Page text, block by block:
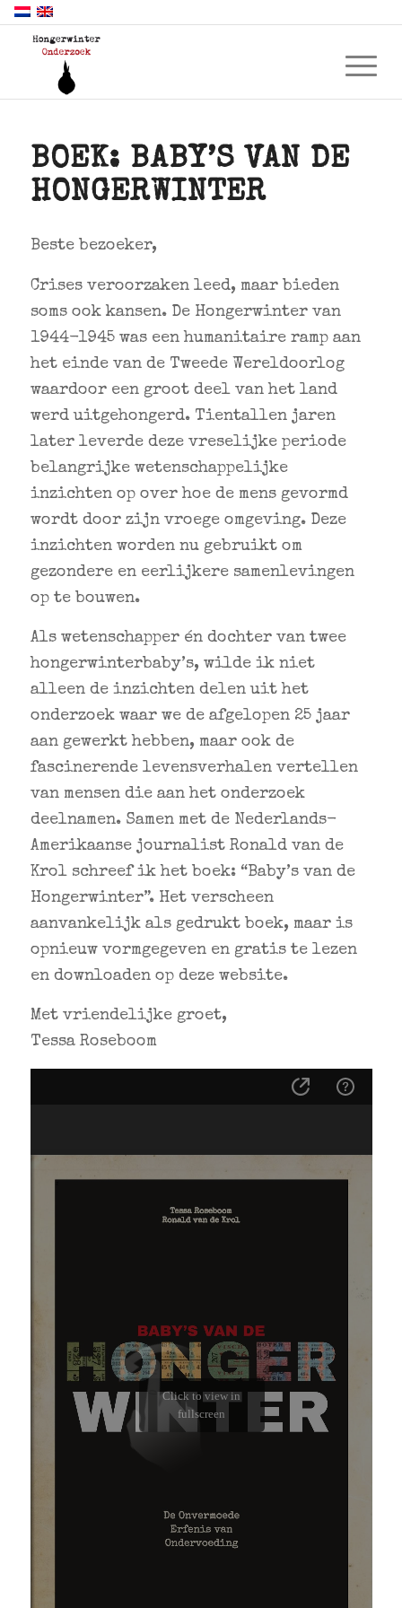
BOEK: BABY’S VAN DE
HONGERWINTER
Beste bezoeker,
Crises veroorzaken leed, maar bieden
soms ook kansen. De Hongerwinter van
1944-1945 was een humanitaire ramp aan
het einde van de Tweede Wereldoorlog
waardoor een groot deel van het land
werd uitgehongerd. Tientallen jaren
later leverde deze vreselijke periode
belangrijke wetenschappelijke
inzichten op over hoe de mens gevormd
wordt door zijn vroege omgeving. Deze
inzichten worden nu gebruikt om
gezondere en eerlijkere samenlevingen
op te bouwen.
Als wetenschapper én dochter van twee
hongerwinterbaby’s, wilde ik niet
alleen de inzichten delen uit het
onderzoek waar we de afgelopen 25 jaar
aan gewerkt hebben, maar ook de
fascinerende levensverhalen vertellen
van mensen die aan het onderzoek
deelnamen. Samen met de Nederlands-
Amerikaanse journalist Ronald van de
Krol schreef ik het boek: “Baby’s van de
Hongerwinter”. Het verscheen
aanvankelijk als gedrukt boek, maar is
opnieuw vormgegeven en gratis te lezen
en downloaden op deze website.
Met vriendelijke groet,
Tessa Roseboom